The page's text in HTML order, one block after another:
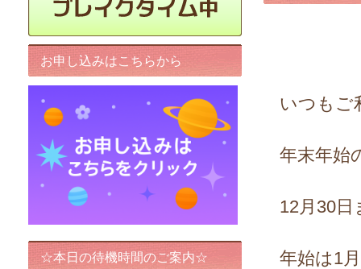
いつもご
年末年始
12月30
年始は1
お申し込みはこちらから
☆本日の待機時間のご案内☆